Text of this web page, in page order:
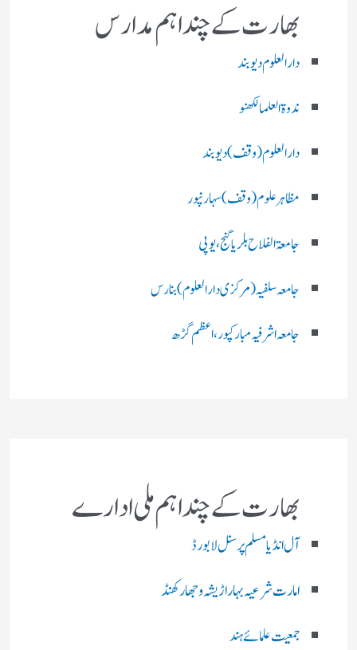
بھارت کے چند اہم مدارس
دارالعلوم دیوبند
ندوۃالعلما لکھنو
دارالعلوم (وقف)دیوبند
مظاہرعلوم (وقف)سہارنپور
جامعۃ الفلاح بلریاگنج،یوپی
جامعہ سلفیہ(مرکزی دارالعلوم )بنارس
جامعہ اشرفیہ مبارکپور،اعظم گڑھ
بھارت کے چند اہم ملی ادارے
آل انڈیا مسلم پرسنل لا بورڈ
امارت شرعیہ بہار اڑیشہ و جھارکھنڈ
جمعیت علمائے ہند